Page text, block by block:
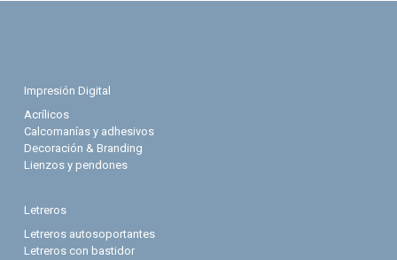
Impresión Digital
Acrílicos
Calcomanías y adhesivos
Decoración & Branding
Lienzos y pendones
Letreros
Letreros autosoportantes
Letreros con bastidor